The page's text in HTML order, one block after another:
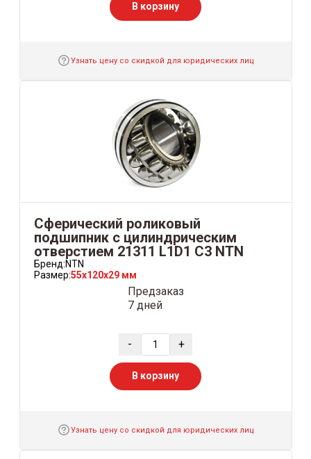
В корзину
Узнать цену со скидкой для юридических лиц
Сферический роликовый
подшипник с цилиндрическим
отверстием 21311 L1D1 C3 NTN
Бренд:NTN
Размер:55x120x29 мм
Предзаказ
7 дней
- +
В корзину
Узнать цену со скидкой для юридических лиц